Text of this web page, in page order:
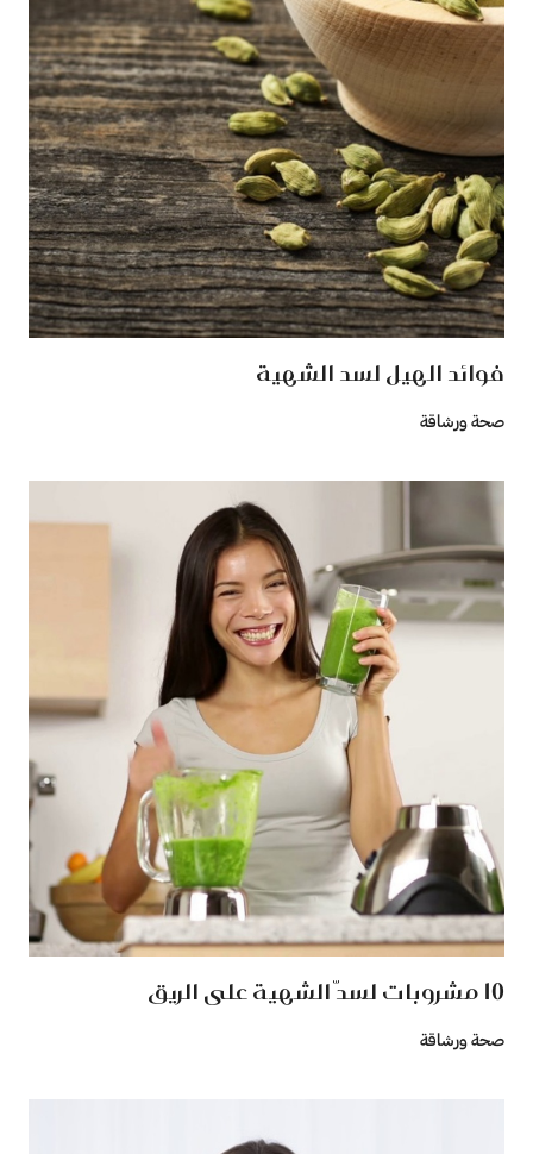
فوائد الهيل لسد الشهية
صحة ورشاقة
10 مشروبات لسدّ الشهية على الريق
صحة ورشاقة